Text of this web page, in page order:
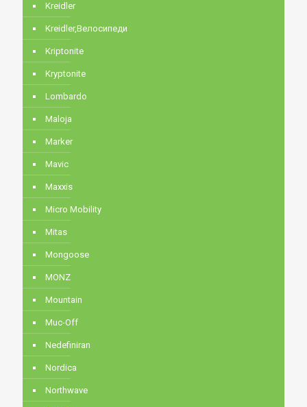
Kreidler
Kreidler,Велосипеди
Kriptonite
Kryptonite
Lombardo
Maloja
Marker
Mavic
Maxxis
Micro Mobility
Mitas
Mongoose
MONZ
Mountain
Muc-Off
Nedefiniran
Nordica
Northwave